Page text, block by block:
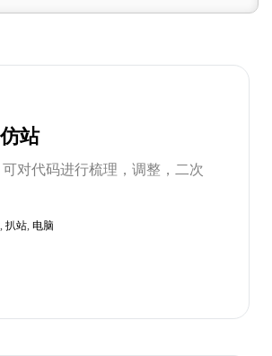
站
对代码进行梳理，调整，二次
, 扒站, 电脑